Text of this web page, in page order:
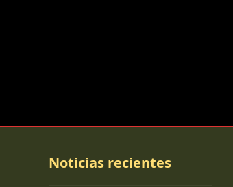
Noticias recientes